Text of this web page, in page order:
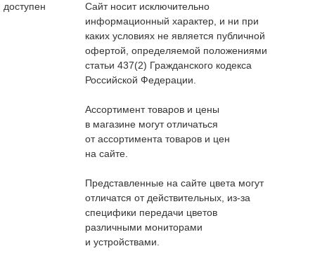
Сайт носит исключительно
информационный характер, и ни при
каких условиях не является публичной
офертой, определяемой положениями
статьи 437(2) Гражданского кодекса
Российской Федерации.
Ассортимент товаров и цены
в магазине могут отличаться
от ассортимента товаров и цен
на сайте.
Представленные на сайте цвета могут
отличатся от действительных, из-за
специфики передачи цветов
различными мониторами
и устройствами.